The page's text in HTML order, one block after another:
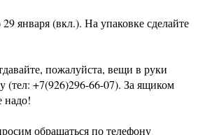
января (вкл.). На упаковке сделайте
пожалуйста, вещи в руки
(тел: +7(926)296-66-07). За ящиком
надо!
обращаться по телефону